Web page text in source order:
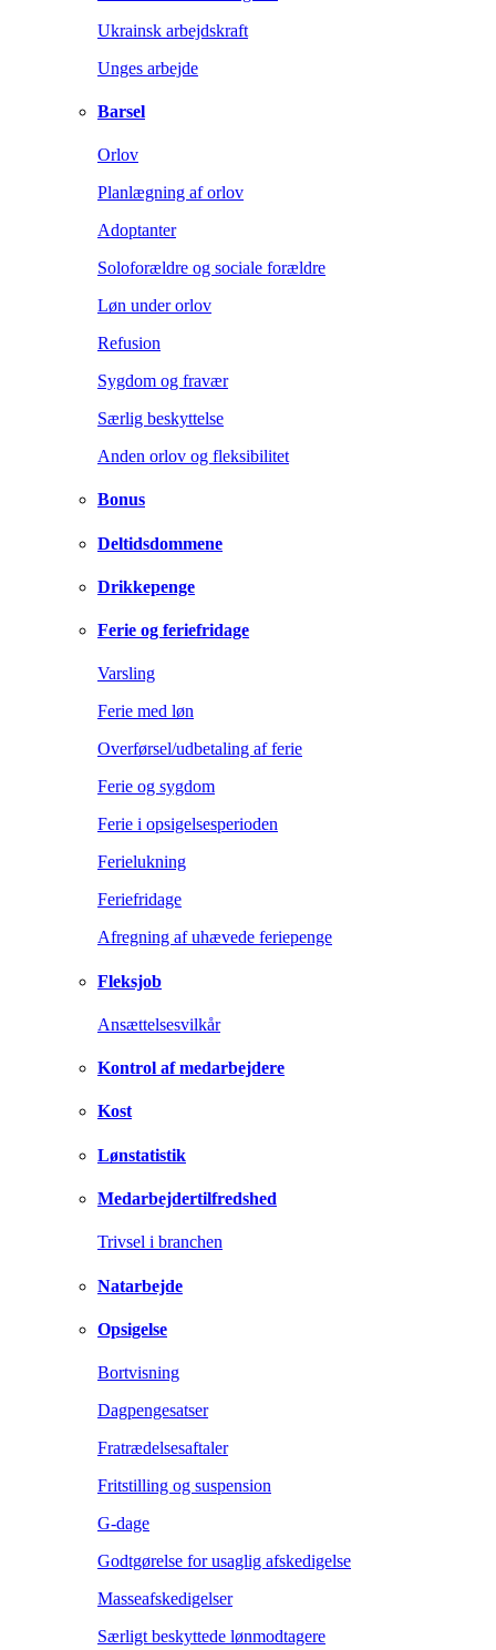
Ukrainsk arbejdskraft
Unges arbejde
Barsel
Orlov
Planlægning af orlov
Adoptanter
Soloforældre og sociale forældre
Løn under orlov
Refusion
Sygdom og fravær
Særlig beskyttelse
Anden orlov og fleksibilitet
Bonus
Deltidsdommene
Drikkepenge
Ferie og feriefridage
Varsling
Ferie med løn
Overførsel/udbetaling af ferie
Ferie og sygdom
Ferie i opsigelsesperioden
Ferielukning
Feriefridage
Afregning af uhævede feriepenge
Fleksjob
Ansættelsesvilkår
Kontrol af medarbejdere
Kost
Lønstatistik
Medarbejdertilfredshed
Trivsel i branchen
Natarbejde
Opsigelse
Bortvisning
Dagpengesatser
Fratrædelsesaftaler
Fritstilling og suspension
G-dage
Godtgørelse for usaglig afskedigelse
Masseafskedigelser
Særligt beskyttede lønmodtagere